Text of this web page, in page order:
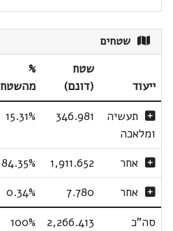
שטחים
ייעוד
שטח
(דונם)
%
מהשטח
תעשיה
ומלאכה
346.981
15.31%
אחר 1,911.652
84.35%
אחר
7.780
0.34%
סה"כ
2,266.413
100%